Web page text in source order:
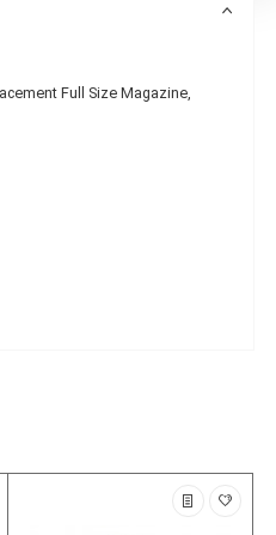
Full Size Magazine,